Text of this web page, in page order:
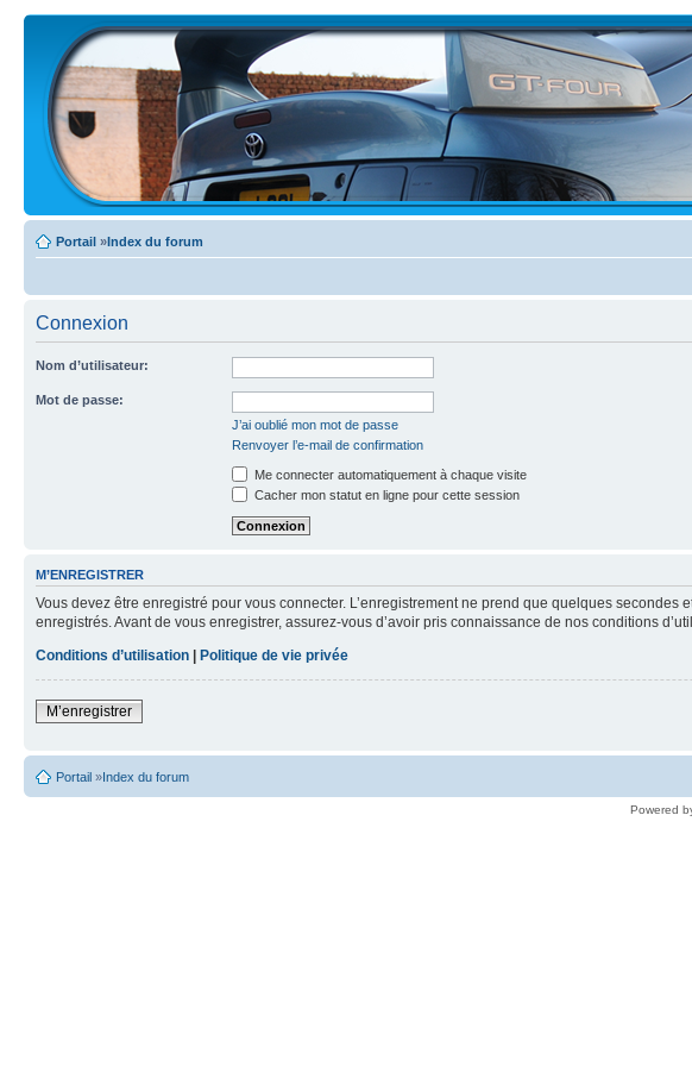
Portail »Index du forum
Connexion
Nom d’utilisateur:
Mot de passe:
J’ai oublié mon mot de passe
Renvoyer l’e-mail de confirmation
Me connecter automatiquement à chaque visite
Cacher mon statut en ligne pour cette session
M’ENREGISTRER
Vous devez être enregistré pour vous connecter. L’enregistrement ne prend que quelques
enregistrés. Avant de vous enregistrer, assurez-vous d’avoir pris connaissance de nos conditions
Conditions d’utilisation | Politique de vie privée
M’enregistrer
Portail »Index du forum
Powered